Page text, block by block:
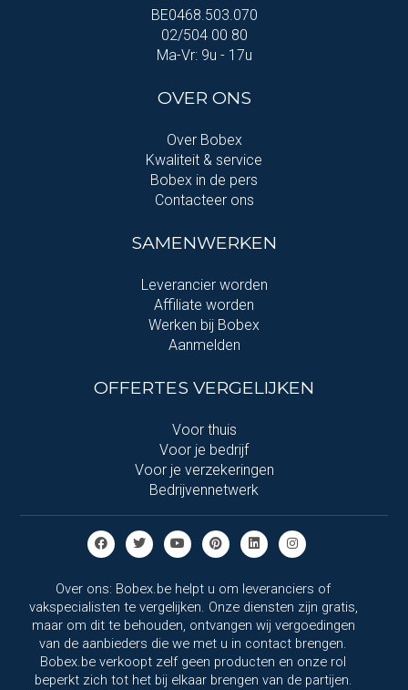
BE0468.503.070
02/504 00 80
Ma-Vr: 9u - 17u
OVER ONS
Over Bobex
Kwaliteit & service
Bobex in de pers
Contacteer ons
SAMENWERKEN
Leverancier worden
Affiliate worden
Werken bij Bobex
Aanmelden
OFFERTES VERGELIJKEN
Voor thuis
Voor je bedrijf
Voor je verzekeringen
Bedrijvennetwerk
Over ons: Bobex.be helpt u om leveranciers of
vakspecialisten te vergelijken. Onze diensten zijn gratis,
maar om dit te behouden, ontvangen wij vergoedingen
van de aanbieders die we met u in contact brengen.
Bobex.be verkoopt zelf geen producten en onze rol
beperkt zich tot het bij elkaar brengen van de partijen.